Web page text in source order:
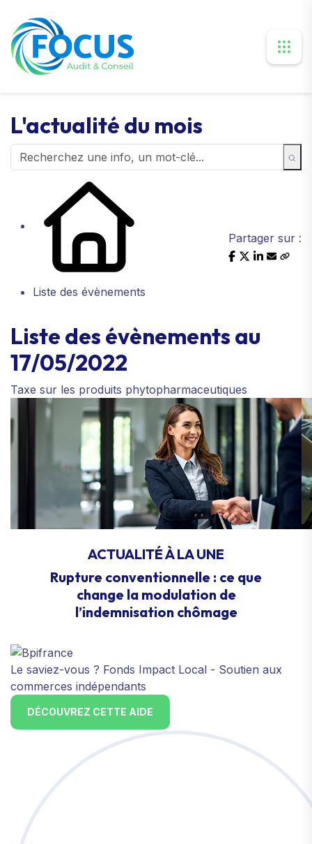
L'actualité du mois
Liste des évènements
Partager sur :
Liste des évènements au
17/05/2022
Taxe sur les produits phytopharmaceutiques
ACTUALITÉ À LA UNE
Rupture conventionnelle : ce que
change la modulation de
l’indemnisation chômage
Le saviez-vous ? Fonds Impact Local - Soutien aux
commerces indépendants
DÉCOUVREZ CETTE AIDE